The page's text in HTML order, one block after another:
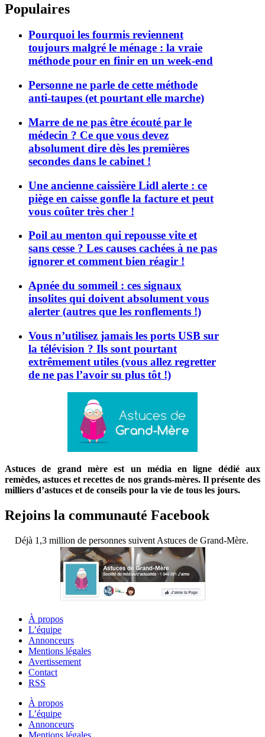
Populaires
Pourquoi les fourmis reviennent
toujours malgré le ménage : la vraie
méthode pour en finir en un week-end
Personne ne parle de cette méthode
anti-taupes (et pourtant elle marche)
Marre de ne pas être écouté par le
médecin ? Ce que vous devez
absolument dire dès les premières
secondes dans le cabinet !
Une ancienne caissière Lidl alerte : ce
piège en caisse gonfle la facture et peut
vous coûter très cher !
Poil au menton qui repousse vite et
sans cesse ? Les causes cachées à ne pas
ignorer et comment bien réagir !
Apnée du sommeil : ces signaux
insolites qui doivent absolument vous
alerter (autres que les ronflements !)
Vous n’utilisez jamais les ports USB sur
la télévision ? Ils sont pourtant
extrêmement utiles (vous allez regretter
de ne pas l’avoir su plus tôt !)
Astuces de grand mère est un média en ligne dédié aux
remèdes, astuces et recettes de nos grands-mères. Il présente des
milliers d’astuces et de conseils pour la vie de tous les jours.
Rejoins la communauté Facebook
Déjà 1,3 million de personnes suivent Astuces de Grand-Mère.
À propos
L’équipe
Annonceurs
Mentions légales
Avertissement
Contact
RSS
À propos
L’équipe
Annonceurs